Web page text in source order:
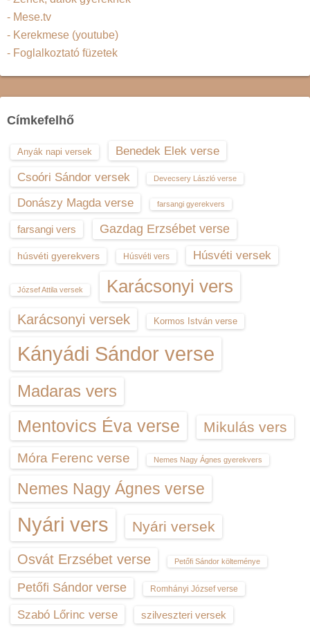
- Mese.tv
- Kerekmese (youtube)
- Foglalkoztató füzetek
Címkefelhő
Anyák napi versek
Benedek Elek verse
Csoóri Sándor versek
Devecsery László verse
Donászy Magda verse farsangi gyerekvers
farsangi vers Gazdag Erzsébet verse
húsvéti gyerekvers Húsvéti vers Húsvéti versek
József Attila versek Karácsonyi vers
Karácsonyi versek Kormos István verse
Kányádi Sándor verse
Madaras vers
Mentovics Éva verse Mikulás vers
Móra Ferenc verse Nemes Nagy Ágnes gyerekvers
Nemes Nagy Ágnes verse
Nyári vers Nyári versek
Osvát Erzsébet verse Petőfi Sándor költeménye
Petőfi Sándor verse Romhányi József verse
Szabó Lőrinc verse szilveszteri versek